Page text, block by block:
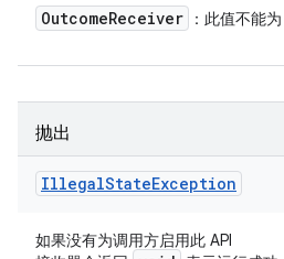
OutcomeReceiver ：此值不能为
抛出
IllegalStateException
如果没有为调用方启用此 API